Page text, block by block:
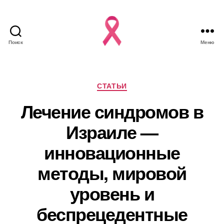
Поиск Меню
Рубрики
СТАТЬИ
Лечение синдромов в
Израиле —
инновационные
методы, мировой
уровень и
беспрецедентные